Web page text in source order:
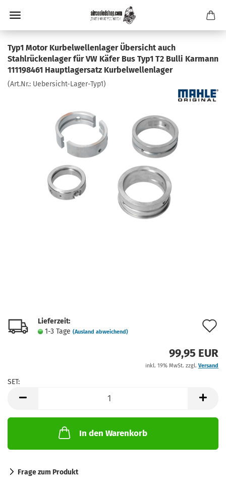
Typ1 Motor Kurbelwellenlager Übersicht auch
Stahlrückenlager für VW Käfer Bus Typ1 T2 Bulli Karmann
111198461 Hauptlagersatz Kurbelwellenlager
(Art.Nr.: Uebersicht-Lager-Typ1)
Lieferzeit:
1-3 Tage (Ausland abweichend)
99,95 EUR
inkl. 19% MwSt. zzgl. Versand
SET:
In den Warenkorb
Frage zum Produkt